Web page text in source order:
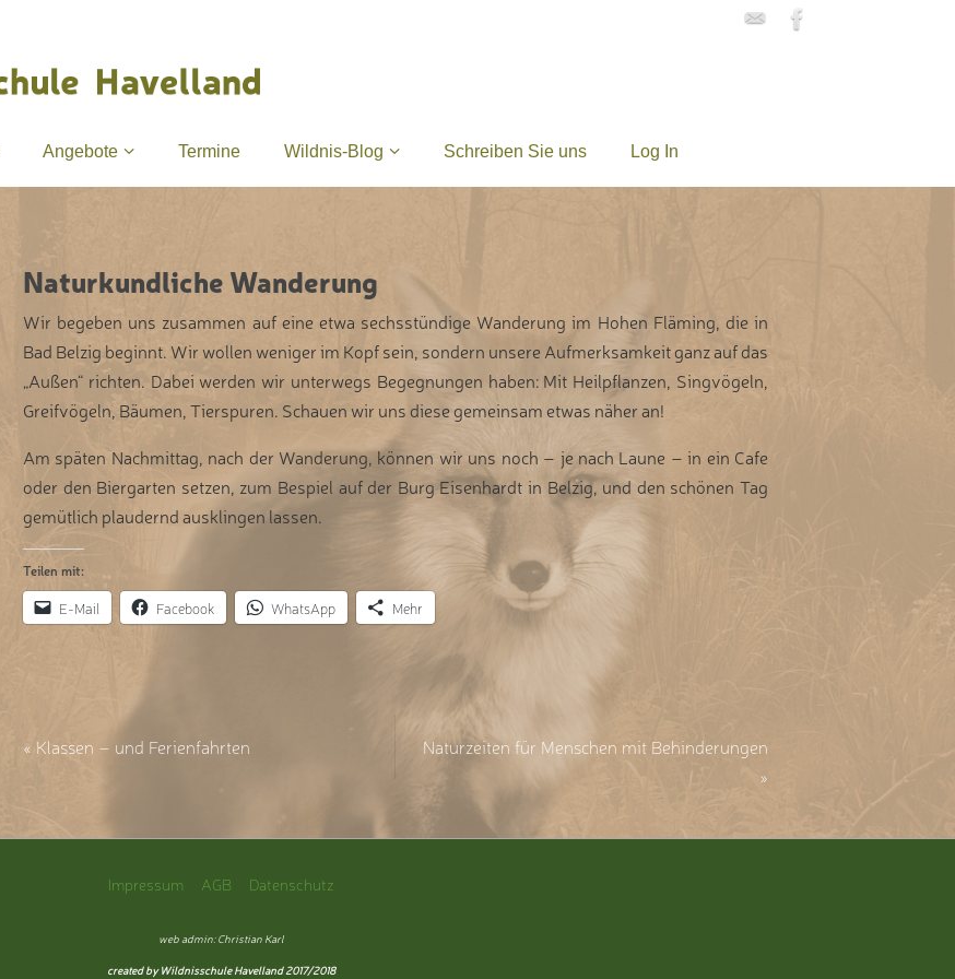
Angebote Termine Wildnis-Blog Schreiben Sie uns Log In
Naturkundliche Wanderung
Wir begeben uns zusammen auf eine etwa sechsstündige Wanderung im Hohen Fläming, die in
Bad Belzig beginnt. Wir wollen weniger im Kopf sein, sondern unsere Aufmerksamkeit ganz auf das
„Außen“ richten. Dabei werden wir unterwegs Begegnungen haben: Mit Heilpflanzen, Singvögeln,
Greifvögeln, Bäumen, Tierspuren. Schauen wir uns diese gemeinsam etwas näher an!
Am späten Nachmittag, nach der Wanderung, können wir uns noch – je nach Laune – in ein Cafe
oder den Biergarten setzen, zum Bespiel auf der Burg Eisenhardt in Belzig, und den schönen Tag
gemütlich plaudernd ausklingen lassen.
Teilen mit:
E-Mail Facebook WhatsApp Mehr
« Klassen – und Ferienfahrten
Naturzeiten für Menschen mit Behinderungen
»
Impressum AGB Datenschutz
web admin: Christian Karl
created by Wildnisschule Havelland 2017/2018